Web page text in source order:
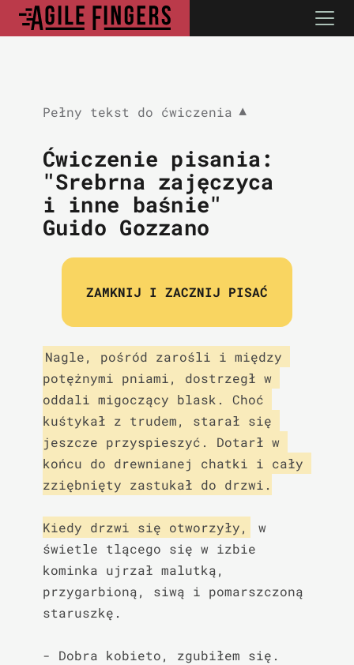
Pełny tekst do ćwiczenia ▼
Ćwiczenie pisania:
"Srebrna zajęczyca
i inne baśnie"
Guido Gozzano
ZAMKNIJ I ZACZNIJ PISAĆ
Nagle, pośród zarośli i między
potężnymi pniami, dostrzegł w
oddali migoczący blask. Choć
kuśtykał z trudem, starał się
jeszcze przyspieszyć. Dotarł w
końcu do drewnianej chatki i cały
zziębnięty zastukał do drzwi.
Kiedy drzwi się otworzyły,
w
świetle tlącego się w izbie
kominka ujrzał malutką,
przygarbioną, siwą i pomarszczoną
staruszkę.
- Dobra kobieto, zgubiłem się.